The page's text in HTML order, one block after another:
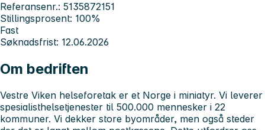
Referansenr.: 5135872151
Stillingsprosent: 100%
Fast
Søknadsfrist: 12.06.2026
Om bedriften
Vestre Viken helseforetak er et Norge i miniatyr. Vi leverer
spesialisthelsetjenester til 500.000 mennesker i 22
kommuner. Vi dekker store byområder, men også steder